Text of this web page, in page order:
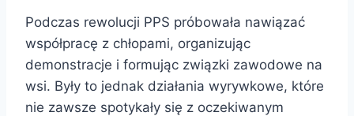
Podczas rewolucji PPS próbowała nawiązać
współpracę z chłopami, organizując
demonstracje i formując związki zawodowe na
wsi. Były to jednak działania wyrywkowe, które
nie zawsze spotykały się z oczekiwanym